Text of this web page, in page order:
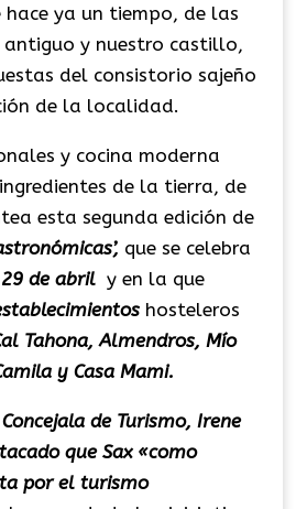
hace ya un tiempo, de las
antiguo y nuestro castillo,
del consistorio sajeño
de la localidad.
y cocina moderna
de la tierra, de
esta segunda edición de
que se celebra
de abril y en la que
hosteleros
Tahona, Almendros, Mío
y Casa Mami.
de Turismo, Irene
que Sax «como
por el turismo